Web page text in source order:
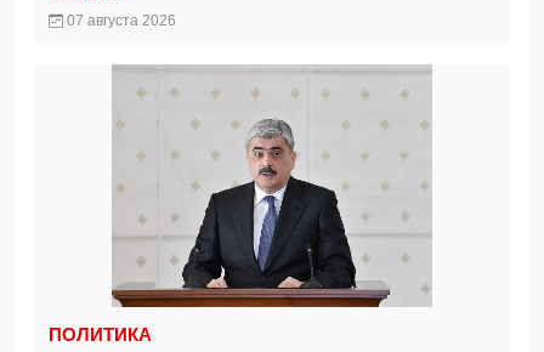
07 августа 2026
ПОЛИТИКА